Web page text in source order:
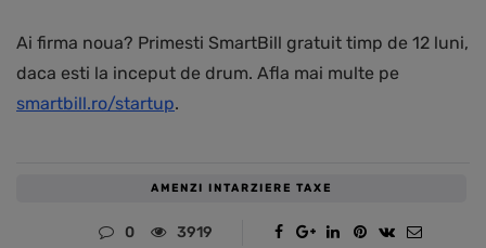
Ai firma noua? Primesti SmartBill gratuit timp de 12 luni,
daca esti la inceput de drum. Afla mai multe pe
smartbill.ro/startup.
AMENZI INTARZIERE TAXE
0 3919